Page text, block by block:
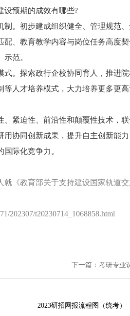
设预期的成效有哪些?
。初步建成组织健全、管理规范
、教育教学内容与岗位任务高度
范。
。探索政行企校协同育人，推进
人才培养模式，大力培养更多更
紧迫性、前沿性和颠覆性技术，
协同创新成果，提升自主创新能
际化竞争力。
《教育部关于支持建设国家轨道
202307/t20230714_1068858.html
下一篇：考研专业
2023研招网报流程图（统考）